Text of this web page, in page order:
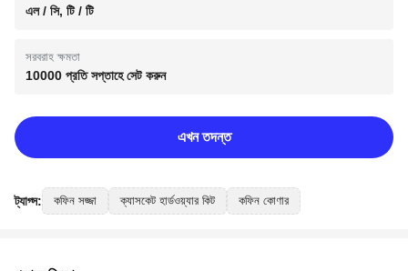
এল / সি, টি / টি
সরবরাহ ক্ষমতা
10000 প্রতি সপ্তাহে সেট করুন
এখন তদন্ত
ট্যাগ্স: কফিন সজ্জা ক্যাসকেট হার্ডওয়্যার কিট কফিন কোণার